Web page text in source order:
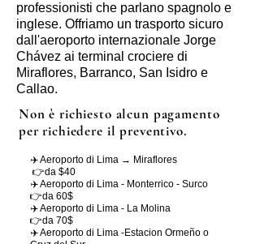
professionisti che parlano spagnolo e
inglese. Offriamo un trasporto sicuro
dall'aeroporto internazionale Jorge
Chávez ai terminal crociere di
Miraflores, Barranco, San Isidro e
Callao.
Non è richiesto alcun pagamento
per richiedere il preventivo.
✈️ Aeroporto di Lima → Miraflores
👉da $40
✈️ Aeroporto di Lima - Monterrico - Surco
👉da 60$
✈️ Aeroporto di Lima - La Molina
👉da 70$
✈️ Aeroporto di Lima -Estacion Ormeño o